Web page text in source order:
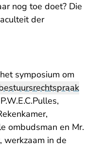
nog toe doet? Die
der
symposium om
ombudsman en Mr.
werkzaam in de